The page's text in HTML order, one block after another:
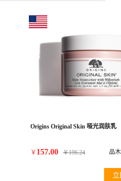
Origins Original Skin 哑光润肤乳
￥ 157.00 ￥196.24